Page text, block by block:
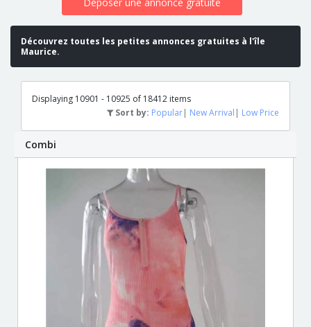
Découvrez toutes les petites annonces gratuites à l'île
Maurice.
Displaying 10901 - 10925 of 18412 items
Sort by: Popular| New Arrival | Low Price
Combi